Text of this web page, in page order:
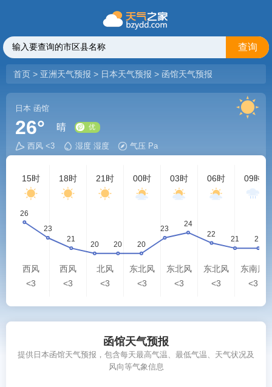
查询
首页 > 亚洲天气预报 > 日本天气预报 > 函馆天气预报
日本 函馆
26° 晴
西风 <3 湿度 湿度 气压 Pa
15时
西风
<3
18时
西风
<3
21时
北风
<3
00时
东北风
<3
03时
东北风
<3
06时
东北风
<3
09时
东南风
<3
函馆天气预报
提供日本函馆天气预报，包含每天最高气温、最低气温、天气状况及
风向等气象信息